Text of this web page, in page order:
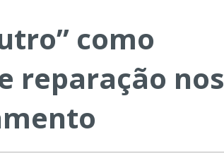
como
reparação nos